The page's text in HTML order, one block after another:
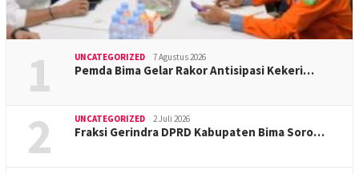
1 UNCATEGORIZED 7 Agustus 2026
Pemda Bima Gelar Rakor Antisipasi Kekeri…
2 UNCATEGORIZED 2 Juli 2026
Fraksi Gerindra DPRD Kabupaten Bima Soro…